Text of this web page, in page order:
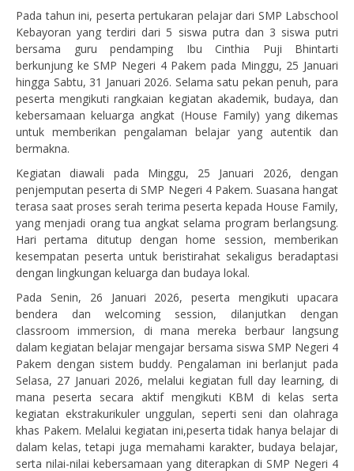
Pada tahun ini, peserta pertukaran pelajar dari SMP Labschool
Kebayoran yang terdiri dari 5 siswa putra dan 3 siswa putri
bersama guru pendamping Ibu Cinthia Puji Bhintarti
berkunjung ke SMP Negeri 4 Pakem pada Minggu, 25 Januari
hingga Sabtu, 31 Januari 2026. Selama satu pekan penuh, para
peserta mengikuti rangkaian kegiatan akademik, budaya, dan
kebersamaan keluarga angkat (House Family) yang dikemas
untuk memberikan pengalaman belajar yang autentik dan
bermakna.
Kegiatan diawali pada Minggu, 25 Januari 2026, dengan
penjemputan peserta di SMP Negeri 4 Pakem. Suasana hangat
terasa saat proses serah terima peserta kepada House Family,
yang menjadi orang tua angkat selama program berlangsung.
Hari pertama ditutup dengan home session, memberikan
kesempatan peserta untuk beristirahat sekaligus beradaptasi
dengan lingkungan keluarga dan budaya lokal.
Pada Senin, 26 Januari 2026, peserta mengikuti upacara
bendera dan welcoming session, dilanjutkan dengan
classroom immersion, di mana mereka berbaur langsung
dalam kegiatan belajar mengajar bersama siswa SMP Negeri 4
Pakem dengan sistem buddy. Pengalaman ini berlanjut pada
Selasa, 27 Januari 2026, melalui kegiatan full day learning, di
mana peserta secara aktif mengikuti KBM di kelas serta
kegiatan ekstrakurikuler unggulan, seperti seni dan olahraga
khas Pakem. Melalui kegiatan ini,peserta tidak hanya belajar di
dalam kelas, tetapi juga memahami karakter, budaya belajar,
serta nilai-nilai kebersamaan yang diterapkan di SMP Negeri 4